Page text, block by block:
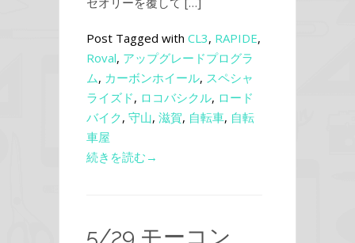
Post Tagged with CL3, RAPIDE,
Roval, アップグレードプログラ
ム, カーボンホイール, スペシャ
ライズド, ロコバシクル, ロード
バイク, 守山, 滋賀, 自転車, 自転
車屋
続きを読む→
5/29 モーコン